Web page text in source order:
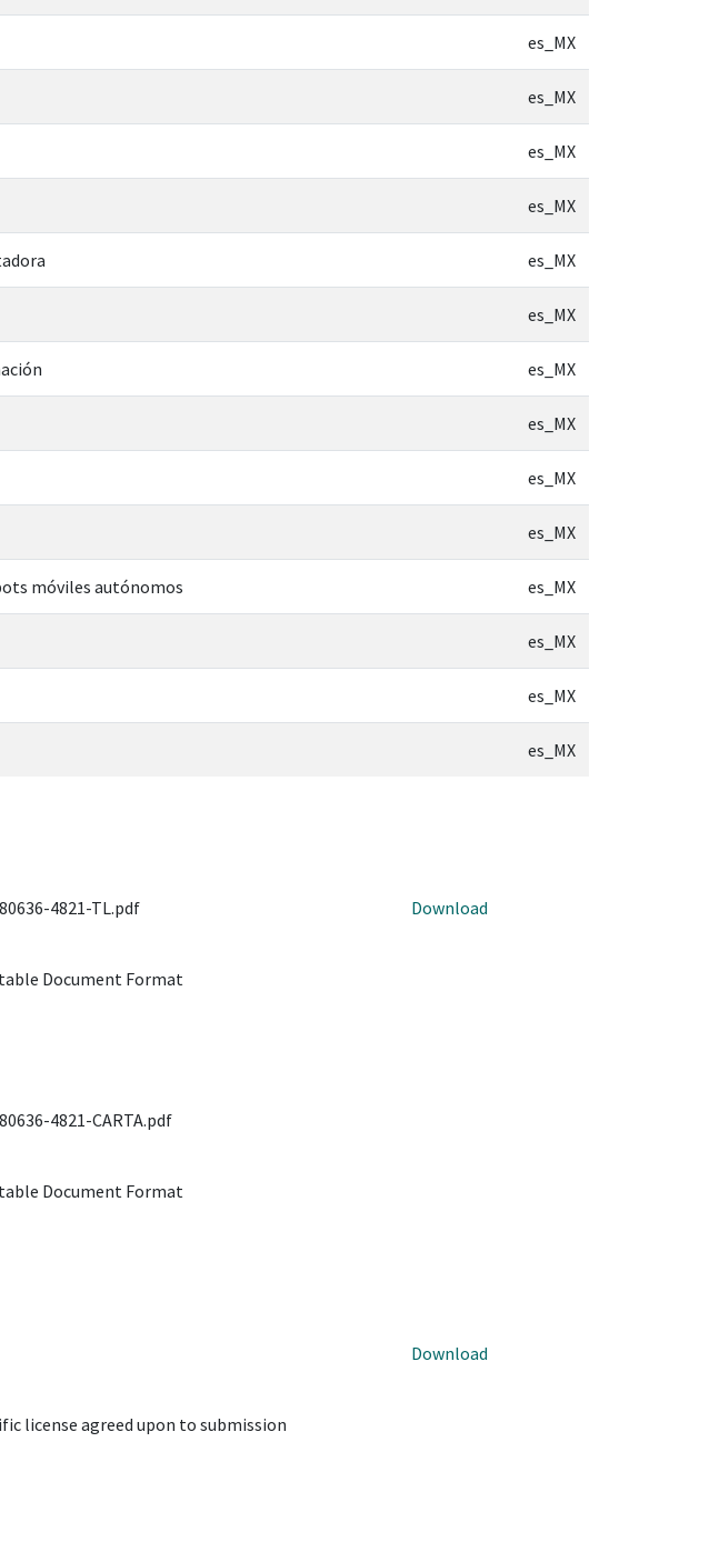
es_MX
es_MX
es_MX
es_MX
es_MX
es_MX
es_MX
es_MX
es_MX
es_MX
móviles autónomos es_MX
es_MX
es_MX
es_MX
4821-TL.pdf
Document Format
Download
4821-CARTA.pdf
Document Format
license agreed upon to submission
Download